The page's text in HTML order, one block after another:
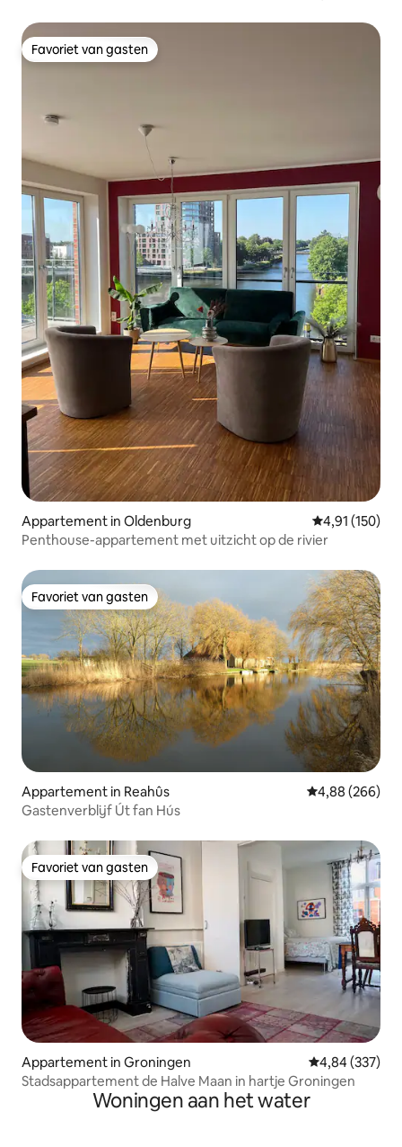
Favoriet van gasten
Favoriet van gasten
Appartement in Oldenburg Gemiddelde
4,91 (150)
Penthouse-appartement met uitzicht op de rivier
Favoriet van gasten
Favoriet van gasten
Appartement in Reahûs Gemiddelde
4,88 (266)
Gastenverblijf Út fan Hús
Favoriet van gasten
Favoriet van gasten
Appartement in Groningen Gemiddelde
4,84 (337)
Stadsappartement de Halve Maan in hartje Groningen
Woningen aan het water